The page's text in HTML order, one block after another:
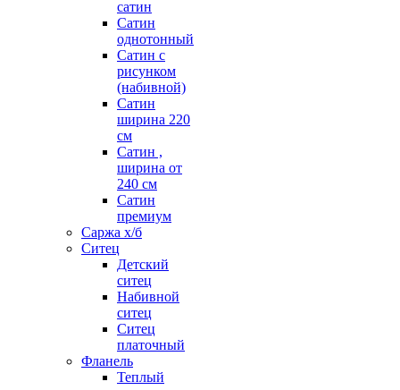
сатин
Сатин
однотонный
Сатин с
рисунком
(набивной)
Сатин
ширина 220
см
Сатин ,
ширина от
240 см
Сатин
премиум
Саржа х/б
Ситец
Детский
ситец
Набивной
ситец
Ситец
платочный
Фланель
Теплый